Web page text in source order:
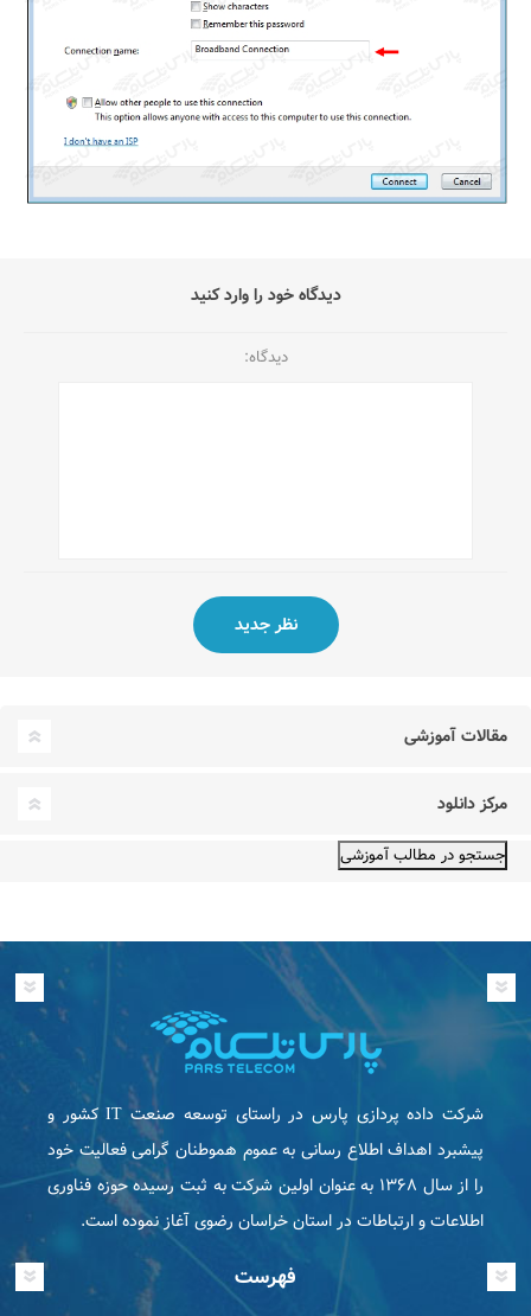
دیدگاه خود را وارد کنید
دیدگاه:
مقالات آموزشی
مرکز دانلود
شرکت داده پردازی پارس در راستای توسعه صنعت IT كشور و
پیشبرد اهداف اطلاع رسانی به عموم هموطنان گرامی فعاليت خود
را از سال ۱۳۶۸ به عنوان اولین شرکت به ثبت رسیده حوزه فناوری
اطلاعات و ارتباطات در استان خراسان رضوی آغاز نموده است.
فهرست